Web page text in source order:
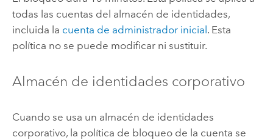
todas las cuentas del almacén de identidades,
incluida la cuenta de administrador inicial . Esta
política no se puede modificar ni sustituir.
Almacén de identidades corporativo
Cuando se usa un almacén de identidades
corporativo, la política de bloqueo de la cuenta se